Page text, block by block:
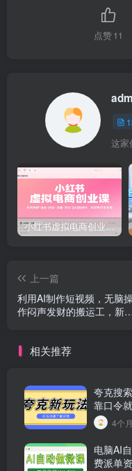
点赞11
这家
小红书虚拟电商创业课，系统拆解选品-内容-流量-变现，实现零成本变现
上一篇
利用AI制作短视频，无脑
作闷声发财的搬运工，新
相关推荐
夸克搜
靠口令
4个
电脑AI
费派单